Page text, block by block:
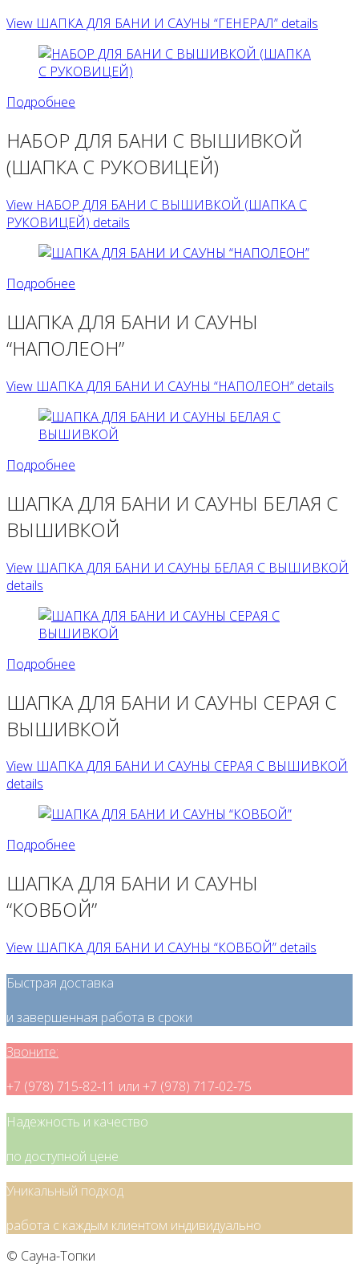
View ШАПКА ДЛЯ БАНИ И САУНЫ “ГЕНЕРАЛ” details
Подробнее
НАБОР ДЛЯ БАНИ С ВЫШИВКОЙ
(ШАПКА С РУКОВИЦЕЙ)
View НАБОР ДЛЯ БАНИ С ВЫШИВКОЙ (ШАПКА С
РУКОВИЦЕЙ) details
Подробнее
ШАПКА ДЛЯ БАНИ И САУНЫ
“НАПОЛЕОН”
View ШАПКА ДЛЯ БАНИ И САУНЫ “НАПОЛЕОН” details
Подробнее
ШАПКА ДЛЯ БАНИ И САУНЫ БЕЛАЯ С
ВЫШИВКОЙ
View ШАПКА ДЛЯ БАНИ И САУНЫ БЕЛАЯ С ВЫШИВКОЙ
details
Подробнее
ШАПКА ДЛЯ БАНИ И САУНЫ СЕРАЯ С
ВЫШИВКОЙ
View ШАПКА ДЛЯ БАНИ И САУНЫ СЕРАЯ С ВЫШИВКОЙ
details
Подробнее
ШАПКА ДЛЯ БАНИ И САУНЫ
“КОВБОЙ”
View ШАПКА ДЛЯ БАНИ И САУНЫ “КОВБОЙ” details
Быстрая доставка
и завершенная работа в сроки
Звоните:
+7 (978) 715-82-11 или +7 (978) 717-02-75
Надежность и качество
по доступной цене
Уникальный подход
работа с каждым клиентом индивидуально
© Сауна-Топки